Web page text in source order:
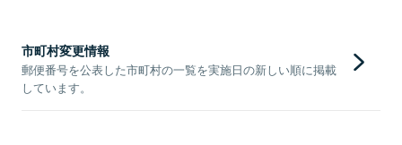
市町村変更情報
郵便番号を公表した市町村の一覧を実施日の新しい順に掲載
しています。